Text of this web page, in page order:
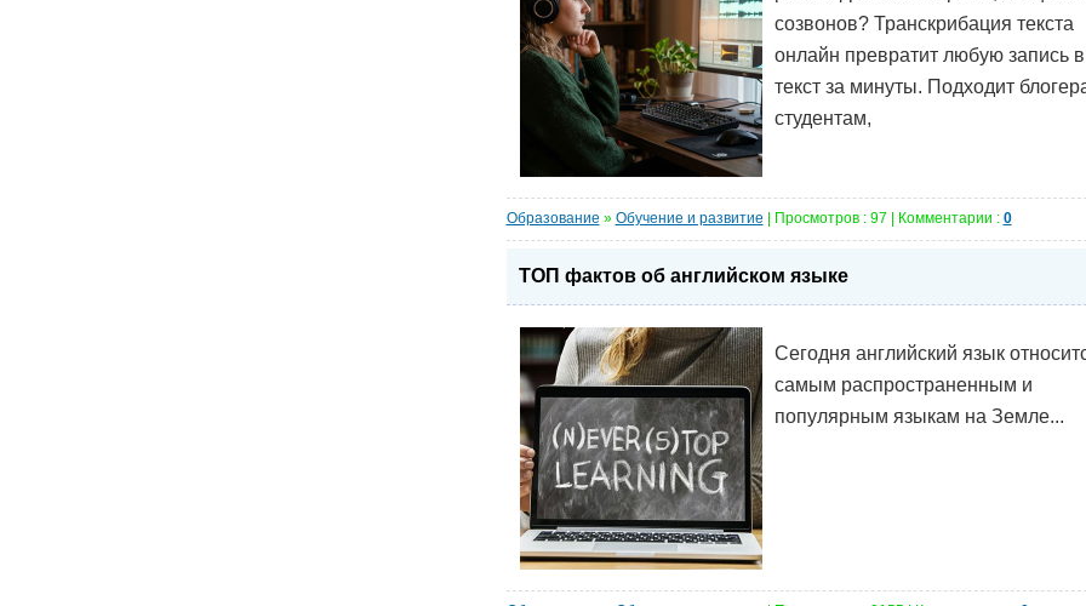
созвонов? Транскрибация текста
онлайн превратит любую запись в
текст за минуты. Подходит
студентам,
Образование » Обучение и развитие | Просмотров : 97 | Комментарии : 0
ТОП фактов об английском языке
Сегодня английский язык
самым распространенным и
популярным языкам на Земле...